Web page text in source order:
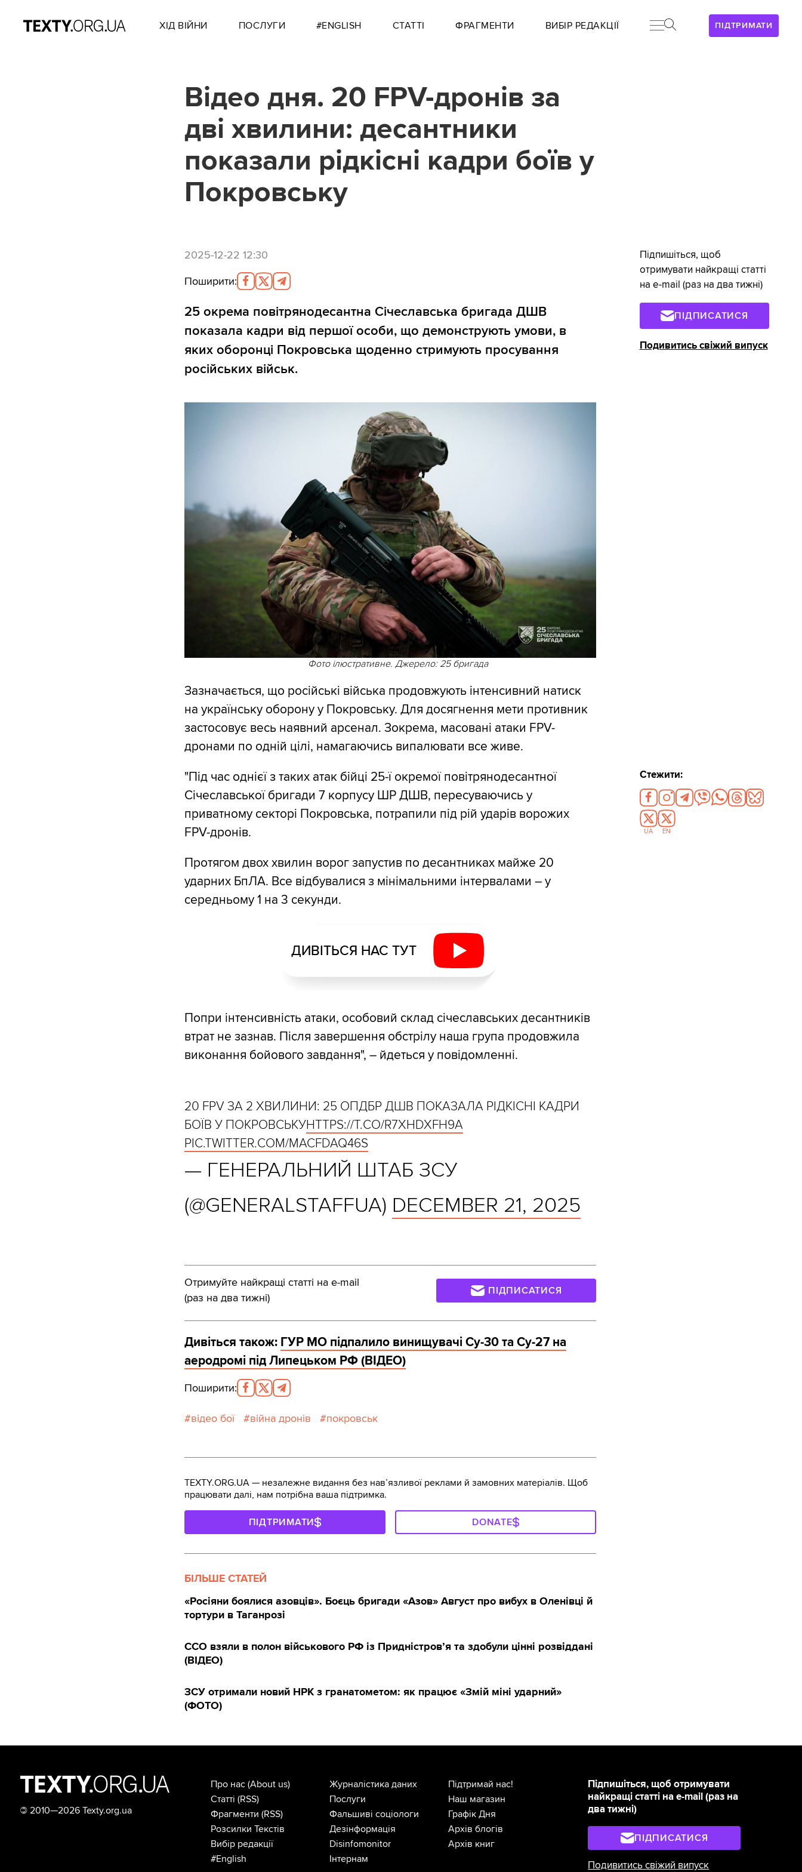
ПІДТРИМАТИ
ХІД ВІЙНИ ПОСЛУГИ #ENGLISH СТАТТІ ФРАГМЕНТИ ВИБІР РЕДАКЦІЇ
Відео дня. 20 FPV-дронів за
дві хвилини: десантники
показали рідкісні кадри боїв у
Покровську
2025-12-22 12:30
Поширити:
25 окрема повітрянодесантна Січеславська бригада ДШВ
показала кадри від першої особи, що демонструють умови, в
яких оборонці Покровська щоденно стримують просування
російських військ.
Фото ілюстративне. Джерело: 25 бригада
Зазначається, що російські війська продовжують інтенсивний натиск
на українську оборону у Покровську. Для досягнення мети противник
застосовує весь наявний арсенал. Зокрема, масовані атаки FPV-
дронами по одній цілі, намагаючись випалювати все живе.
"Під час однієї з таких атак бійці 25-ї окремої повітрянодесантної
Січеславської бригади 7 корпусу ШР ДШВ, пересуваючись у
приватному секторі Покровська, потрапили під рій ударів ворожих
FPV-дронів.
Протягом двох хвилин ворог запустив по десантниках майже 20
ударних БпЛА. Все відбувалися з мінімальними інтервалами – у
середньому 1 на 3 секунди.
ДИВІТЬСЯ НАС ТУТ
Попри інтенсивність атаки, особовий склад січеславських десантників
втрат не зазнав. Після завершення обстрілу наша група продовжила
виконання бойового завдання", – йдеться у повідомленні.
20 FPV ЗА 2 ХВИЛИНИ: 25 ОПДБР ДШВ ПОКАЗАЛА РІДКІСНІ КАДРИ
БОЇВ У ПОКРОВСЬКУHTTPS://T.CO/R7XHDXFH9A
PIC.TWITTER.COM/MACFDAQ46S
— ГЕНЕРАЛЬНИЙ ШТАБ ЗСУ
(@GENERALSTAFFUA) DECEMBER 21, 2025
Отримуйте найкращі статті на e-mail
(раз на два тижні)
ПІДПИСАТИСЯ
Дивіться також: ГУР МО підпалило винищувачі Су-30 та Су-27 на
аеродромі під Липецьком РФ (ВІДЕО)
Поширити:
відео бої війна дронів покровськ
Підпишіться, щоб
отримувати найкращі статті
на e-mail (раз на два тижні)
ПІДПИСАТИСЯ
Подивитись свіжий випуск
Стежити:
UA EN
TEXTY.ORG.UA — незалежне видання без навʼязливої реклами й замовних матеріалів. Щоб
працювати далі, нам потрібна ваша підтримка.
ПІДТРИМАТИ DONATE
БІЛЬШЕ СТАТЕЙ
«Росіяни боялися азовців». Боєць бригади «Азов» Август про вибух в Оленівці й
тортури в Таганрозі
ССО взяли в полон військового РФ із Придністров’я та здобули цінні розвіддані
(ВІДЕО)
ЗСУ отримали новий НРК з гранатометом: як працює «Змій міні ударний»
(ФОТО)
© 2010—2026 Texty.org.ua
Підпишіться, щоб отримувати
найкращі статті на e-mail (раз на
два тижні)
ПІДПИСАТИСЯ
Подивитись свіжий випуск
Про нас (About us)
Статті (RSS)
Фрагменти (RSS)
Розсилки Текстів
Вибір редакції
#English
Журналістика даних
Послуги
Фальшиві соціологи
Дезінформація
Disinfomonitor
Інтернам
Підтримай нас!
Наш магазин
Графік Дня
Архів блогів
Архів книг